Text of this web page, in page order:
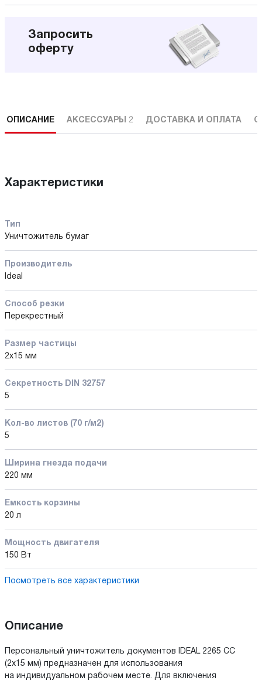
Запросить
оферту
ОПИСАНИЕ АКСЕССУАРЫ 2 ДОСТАВКА И ОПЛАТА
Характеристики
Тип
Уничтожитель бумаг
Производитель
Ideal
Способ резки
Перекрестный
Размер частицы
2x15 мм
Секретность DIN 32757
5
Кол-во листов (70 г/м2)
5
Ширина гнезда подачи
220 мм
Емкость корзины
20 л
Мощность двигателя
150 Вт
Посмотреть все характеристики
Описание
Персональный уничтожитель документов IDEAL 2265 CC
(2x15 мм) предназначен для использования
на индивидуальном рабочем месте. Для включения